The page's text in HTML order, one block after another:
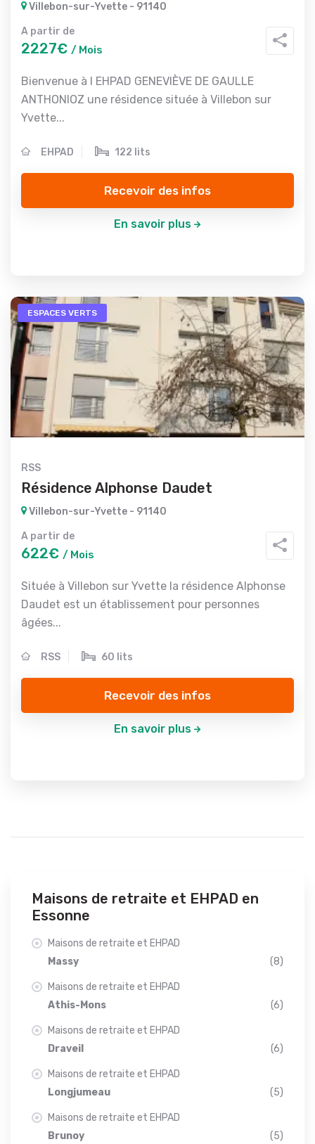
Villebon-sur-Yvette - 91140
A partir de
2227€ / Mois
Bienvenue à l EHPAD GENEVIÈVE DE GAULLE
ANTHONIOZ une résidence située à Villebon sur
Yvette...
EHPAD 122 lits
Recevoir des infos
En savoir plus
ESPACES VERTS
RSS
Résidence Alphonse Daudet
Villebon-sur-Yvette - 91140
A partir de
622€ / Mois
Située à Villebon sur Yvette la résidence Alphonse
Daudet est un établissement pour personnes
âgées...
RSS 60 lits
Recevoir des infos
En savoir plus
Maisons de retraite et EHPAD en
Essonne
Maisons de retraite et EHPAD
Massy
(8)
Maisons de retraite et EHPAD
Athis-Mons
(6)
Maisons de retraite et EHPAD
Draveil
(6)
Maisons de retraite et EHPAD
Longjumeau
(5)
Maisons de retraite et EHPAD
Brunoy
(5)